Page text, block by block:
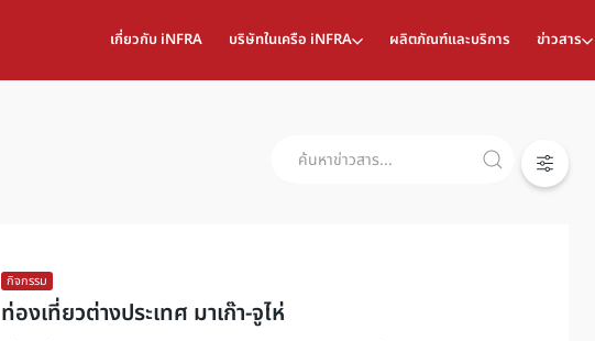
เกี่ยวกับ iNFRA บริษัทในเครือ iNFRA ผลิตภัณฑ์และบริการ ข่าวสาร
กิจกรรม
ท่องเที่ยวต่างประเทศ มาเก๊า-จูไห่